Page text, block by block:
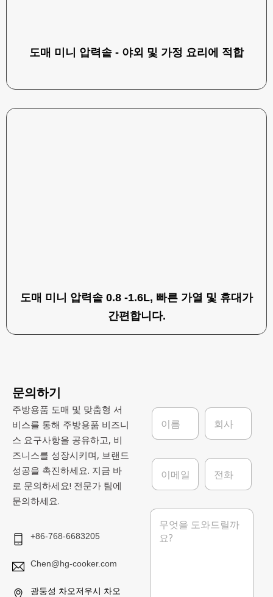
도매 미니 압력솥 - 야외 및 가정 요리에 적합
도매 미니 압력솥 0.8 -1.6L, 빠른 가열 및 휴대가
간편합니다.
문의하기
주방용품 도매 및 맞춤형 서
비스를 통해 주방용품 비즈니
스 요구사항을 공유하고, 비
즈니스를 성장시키며, 브랜드
성공을 촉진하세요. 지금 바
로 문의하세요! 전문가 팀에
문의하세요.
+86-768-6683205
Chen@hg-cooker.com
광둥성 차오저우시 차오
이
*
회
이
일
전
메